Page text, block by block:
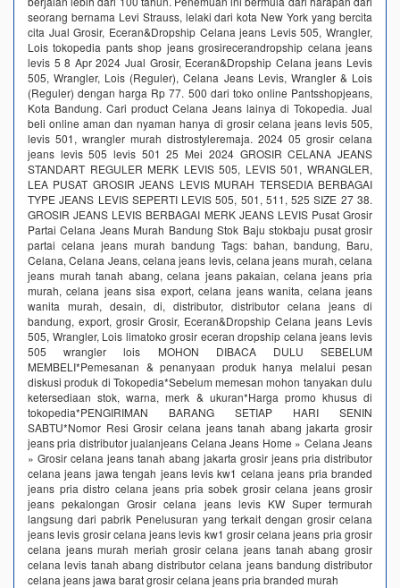
seorang bernama Levi Strauss, lelaki dari kota New York yang bercita
cita Jual Grosir, Eceran&Dropship Celana jeans Levis 505, Wrangler,
Lois tokopedia pants shop jeans grosirecerandropship celana jeans
levis 5 8 Apr 2024 Jual Grosir, Eceran&Dropship Celana jeans Levis
505, Wrangler, Lois (Reguler), Celana Jeans Levis, Wrangler & Lois
(Reguler) dengan harga Rp 77. 500 dari toko online Pantsshopjeans,
Kota Bandung. Cari product Celana Jeans lainya di Tokopedia. Jual
beli online aman dan nyaman hanya di grosir celana jeans levis 505,
levis 501, wrangler murah distrostyleremaja. 2024 05 grosir celana
jeans levis 505 levis 501 25 Mei 2024 GROSIR CELANA JEANS
STANDART REGULER MERK LEVIS 505, LEVIS 501, WRANGLER,
LEA PUSAT GROSIR JEANS LEVIS MURAH TERSEDIA BERBAGAI
TYPE JEANS LEVIS SEPERTI LEVIS 505, 501, 511, 525 SIZE 27 38.
GROSIR JEANS LEVIS BERBAGAI MERK JEANS LEVIS Pusat Grosir
Partai Celana Jeans Murah Bandung Stok Baju stokbaju pusat grosir
partai celana jeans murah bandung Tags: bahan, bandung, Baru,
Celana, Celana Jeans, celana jeans levis, celana jeans murah, celana
jeans murah tanah abang, celana jeans pakaian, celana jeans pria
murah, celana jeans sisa export, celana jeans wanita, celana jeans
wanita murah, desain, di, distributor, distributor celana jeans di
bandung, export, grosir Grosir, Eceran&Dropship Celana jeans Levis
505, Wrangler, Lois limatoko grosir eceran dropship celana jeans levis
505 wrangler lois MOHON DIBACA DULU SEBELUM
MEMBELI*Pemesanan & penanyaan produk hanya melalui pesan
diskusi produk di Tokopedia*Sebelum memesan mohon tanyakan dulu
ketersediaan stok, warna, merk & ukuran*Harga promo khusus di
tokopedia*PENGIRIMAN BARANG SETIAP HARI SENIN
SABTU*Nomor Resi Grosir celana jeans tanah abang jakarta grosir
jeans pria distributor jualanjeans Celana Jeans Home » Celana Jeans
» Grosir celana jeans tanah abang jakarta grosir jeans pria distributor
celana jeans jawa tengah jeans levis kw1 celana jeans pria branded
jeans pria distro celana jeans pria sobek grosir celana jeans grosir
jeans pekalongan Grosir celana jeans levis KW Super termurah
langsung dari pabrik‎ Penelusuran yang terkait dengan grosir celana
jeans levis grosir celana jeans levis kw1 grosir celana jeans pria grosir
celana jeans murah meriah grosir celana jeans tanah abang grosir
celana levis tanah abang distributor celana jeans bandung distributor
celana jeans jawa barat grosir celana jeans pria branded murah